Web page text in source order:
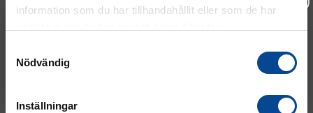
information som du har tillhandahållit eller som de har
Nödvändig
Inställningar
Hydraulisk domkraft 5 ton
V5-EX
Kräver extern pump. Max 5
11 850 kr
Hydraulisk domkraft 30
Kräver extern pump. Max 30
Köp